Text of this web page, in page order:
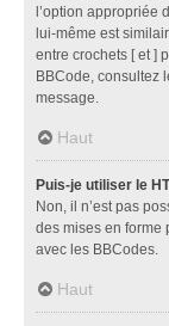
l’option appropriée
lui-même est
entre crochets [ et ]
BBCode, consultez
message.
Haut
Puis-je utiliser le
Non, il n’est pas
des mises en forme
avec les BBCodes.
Haut